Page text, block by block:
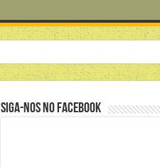
Siga-nos no Facebook